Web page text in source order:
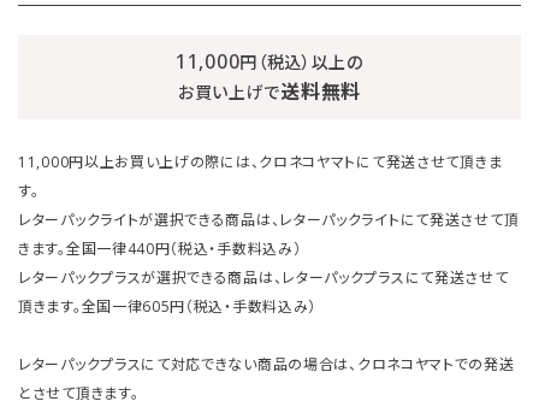
11,000円（税込）以上の
お買い上げで送料無料
11,000円以上お買い上げの際には、クロネコヤマトにて発送させて頂きま
す。
レターパックライトが選択できる商品は、レターパックライトにて発送させて頂
きます。全国一律440円（税込・手数料込み）
レターパックプラスが選択できる商品は、レターパックプラスにて発送させて
頂きます。全国一律605円（税込・手数料込み）
レターパックプラスにて対応できない商品の場合は、クロネコヤマトでの発送
とさせて頂きます。